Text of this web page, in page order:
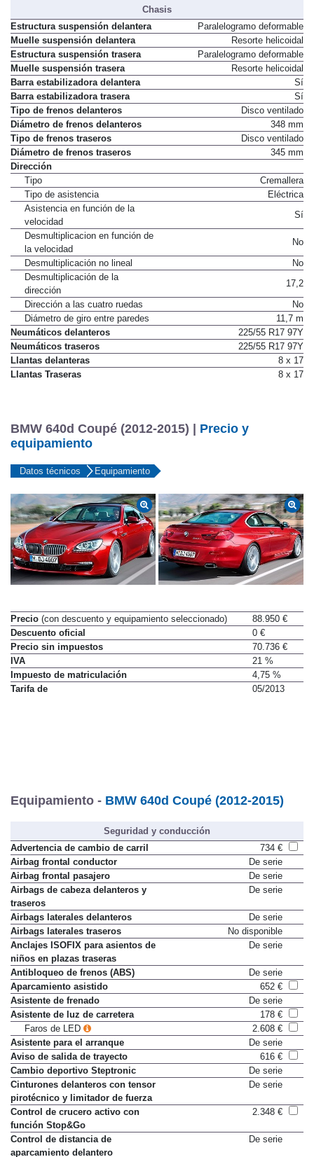
Chasis
Estructura suspensión delantera
Paralelogramo deformable
Muelle suspensión delantera
Resorte helicoidal
Estructura suspensión trasera
Paralelogramo deformable
Muelle suspensión trasera
Resorte helicoidal
Barra estabilizadora delantera
Sí
Barra estabilizadora trasera
Sí
Tipo de frenos delanteros
Disco ventilado
Diámetro de frenos delanteros
348 mm
Tipo de frenos traseros
Disco ventilado
Diámetro de frenos traseros
Dirección
Tipo
Cremallera
Tipo de asistencia
Asistencia en función de la
velocidad
Sí
Desmultiplicacion en función de
la velocidad
No
Desmultiplicación no lineal
Desmultiplicación de la
dirección
17,2
Dirección a las cuatro ruedas
No
Diámetro de giro entre paredes
11,7 m
Neumáticos delanteros
225/55 R17 97Y
Neumáticos traseros
225/55 R17 97Y
Llantas delanteras
8 x 17
BMW 640d Coupé (2012-2015) |
Precio y
equipamiento
Precio(con descuento y equipamiento seleccionado)
88.950 €
Descuento oficial
0 €
Precio sin impuestos
70.736 €
IVA
21 %
Impuesto de matriculación
4,75 %
Equipamiento - BMW 640d Coupé (2012-2015)
Seguridad y conducción
Advertencia de cambio de carril
734 €
Airbag frontal conductor
De serie
Airbag frontal pasajero
De serie
Airbags de cabeza delanteros y
traseros
Airbags laterales delanteros
De serie
Airbags laterales traseros
No disponible
Anclajes ISOFIX para asientos de
niños en plazas traseras
Antibloqueo de frenos (ABS)
De serie
Aparcamiento asistido
652 €
Asistente de frenado
De serie
Asistente de luz de carretera
178 €
Faros de LED
2.608 €
Asistente para el arranque
De serie
Aviso de salida de trayecto
616 €
Cambio deportivo Steptronic
De serie
Cinturones delanteros con tensor
pirotécnico y limitador de fuerza
Control de crucero activo con
función Stop&Go
Control de distancia de